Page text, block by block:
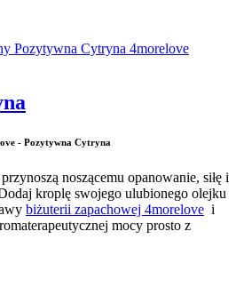
- Pozytywna Cytryna
noszącemu opanowanie, siłę i
kroplę swojego ulubionego olejku
biżuterii zapachowej 4morelove i
mocy prosto z